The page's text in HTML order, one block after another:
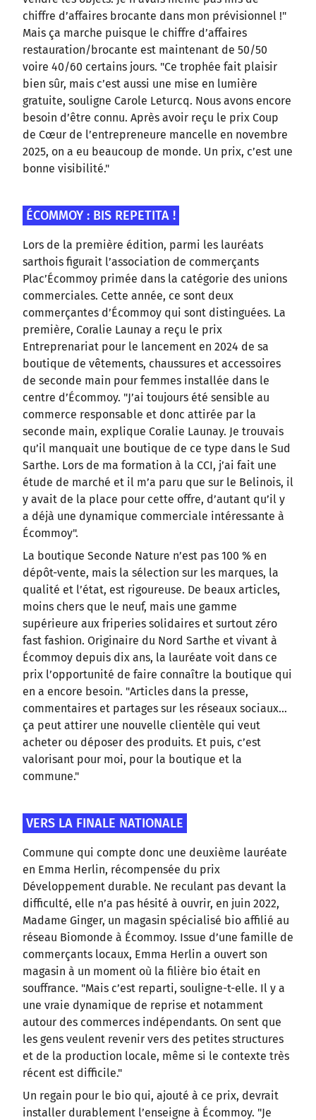
chiffre d’affaires brocante dans mon prévisionnel !"
Mais ça marche puisque le chiffre d’affaires
restauration/brocante est maintenant de 50/50
voire 40/60 certains jours. "Ce trophée fait plaisir
bien sûr, mais c’est aussi une mise en lumière
gratuite, souligne Carole Leturcq. Nous avons encore
besoin d’être connu. Après avoir reçu le prix Coup
de Cœur de l’entrepreneure mancelle en novembre
2025, on a eu beaucoup de monde. Un prix, c’est une
bonne visibilité."
ÉCOMMOY : BIS REPETITA !
Lors de la première édition, parmi les lauréats
sarthois figurait l’association de commerçants
Plac’Écommoy primée dans la catégorie des unions
commerciales. Cette année, ce sont deux
commerçantes d’Écommoy qui sont distinguées. La
première, Coralie Launay a reçu le prix
Entreprenariat pour le lancement en 2024 de sa
boutique de vêtements, chaussures et accessoires
de seconde main pour femmes installée dans le
centre d’Écommoy. "J’ai toujours été sensible au
commerce responsable et donc attirée par la
seconde main, explique Coralie Launay. Je trouvais
qu’il manquait une boutique de ce type dans le Sud
Sarthe. Lors de ma formation à la CCI, j’ai fait une
étude de marché et il m’a paru que sur le Belinois, il
y avait de la place pour cette offre, d’autant qu’il y
a déjà une dynamique commerciale intéressante à
Écommoy".
La boutique Seconde Nature n’est pas 100 % en
dépôt-vente, mais la sélection sur les marques, la
qualité et l’état, est rigoureuse. De beaux articles,
moins chers que le neuf, mais une gamme
supérieure aux friperies solidaires et surtout zéro
fast fashion. Originaire du Nord Sarthe et vivant à
Écommoy depuis dix ans, la lauréate voit dans ce
prix l’opportunité de faire connaître la boutique qui
en a encore besoin. "Articles dans la presse,
commentaires et partages sur les réseaux sociaux…
ça peut attirer une nouvelle clientèle qui veut
acheter ou déposer des produits. Et puis, c’est
valorisant pour moi, pour la boutique et la
commune."
VERS LA FINALE NATIONALE
Commune qui compte donc une deuxième lauréate
en Emma Herlin, récompensée du prix
Développement durable. Ne reculant pas devant la
difficulté, elle n’a pas hésité à ouvrir, en juin 2022,
Madame Ginger, un magasin spécialisé bio affilié au
réseau Biomonde à Écommoy. Issue d’une famille de
commerçants locaux, Emma Herlin a ouvert son
magasin à un moment où la filière bio était en
souffrance. "Mais c’est reparti, souligne-t-elle. Il y a
une vraie dynamique de reprise et notamment
autour des commerces indépendants. On sent que
les gens veulent revenir vers des petites structures
et de la production locale, même si le contexte très
récent est difficile."
Un regain pour le bio qui, ajouté à ce prix, devrait
installer durablement l’enseigne à Écommoy. "Je